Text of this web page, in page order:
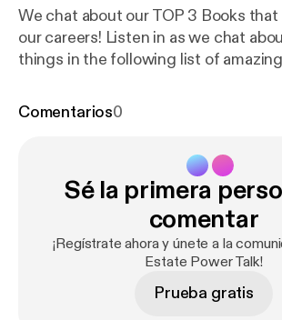
We chat about our TOP 3 Books
our careers! Listen in as we chat
things in the following list of
Rich Millionaire Real Estate Agent
Comentarios0
Sé la primera
comentar
¡Regístrate ahora y únete a la
Estate Power Talk!
Prueba gratis